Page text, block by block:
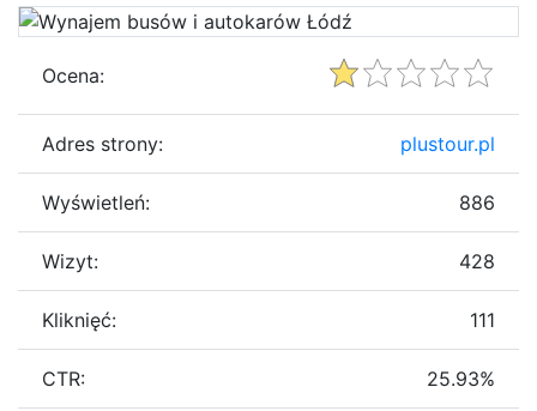
Ocena:
Adres strony: plustour.pl
Wyświetleń: 886
Wizyt: 428
Kliknięć: 111
CTR: 25.93%